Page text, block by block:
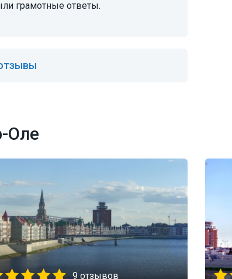
грамотные ответы.
Оле
9 отзывов